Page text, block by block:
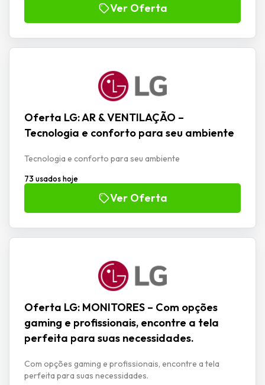
Ver Oferta
Oferta LG: AR & VENTILAÇÃO –
Tecnologia e conforto para seu ambiente
Tecnologia e conforto para seu ambiente
73 usados hoje
Ver Oferta
Oferta LG: MONITORES – Com opções
gaming e profissionais, encontre a tela
perfeita para suas necessidades.
Com opções gaming e profissionais, encontre a tela
perfeita para suas necessidades.